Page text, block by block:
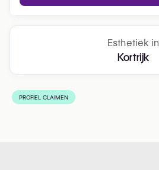
Esthetiek in
Kortrijk
PROFIEL CLAIMEN